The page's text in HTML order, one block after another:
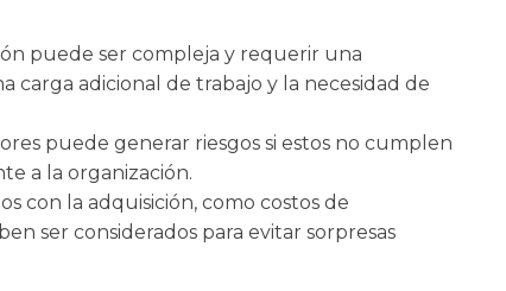
puede ser compleja y requerir una
carga adicional de trabajo y la necesidad de
puede generar riesgos si estos no cumplen
a la organización.
con la adquisición, como costos de
ser considerados para evitar sorpresas